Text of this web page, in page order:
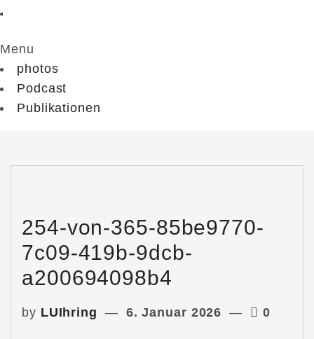
Menu
photos
Podcast
Publikationen
254-von-365-85be9770-
7c09-419b-9dcb-
a200694098b4
by LUIhring 6. Januar 2026 0